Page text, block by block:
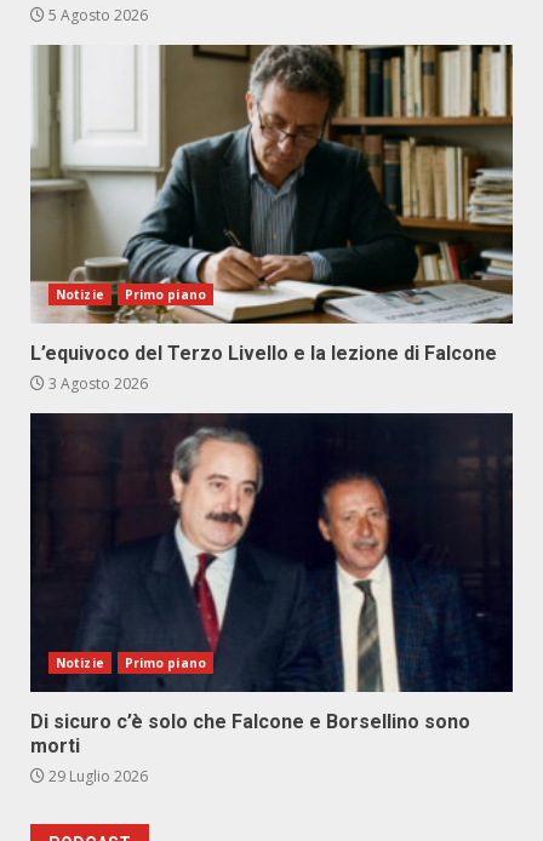
5 Agosto 2026
Notizie Primo piano
L’equivoco del Terzo Livello e la lezione di Falcone
3 Agosto 2026
Notizie Primo piano
Di sicuro c’è solo che Falcone e Borsellino sono
morti
29 Luglio 2026